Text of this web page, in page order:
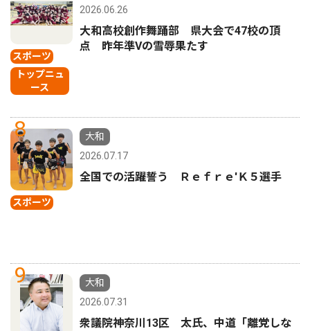
スポーツ
トップニュ
ース
2026.06.26
大和高校創作舞踊部 県大会で47校の頂
点 昨年準Vの雪辱果たす
8
スポーツ
大和
2026.07.17
全国での活躍誓う Ｒｅｆｒｅ'Ｋ５選手
9
大和
2026.07.31
衆議院神奈川13区 太氏、中道「離党しな